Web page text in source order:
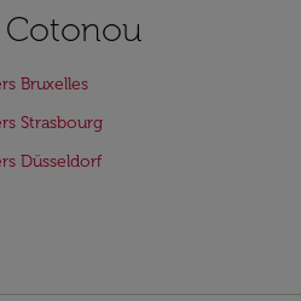
Cotonou
Bruxelles
Strasbourg
Düsseldorf